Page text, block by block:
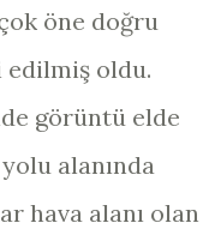
öne doğru
edilmiş oldu.
görüntü elde
alanında
hava alanı olan